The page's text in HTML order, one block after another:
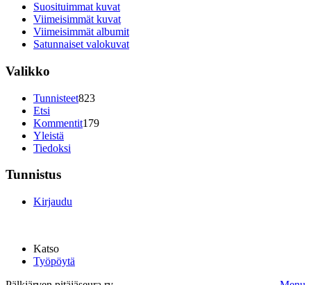
Suosituimmat kuvat
Viimeisimmät kuvat
Viimeisimmät albumit
Satunnaiset valokuvat
Valikko
Tunnisteet823
Etsi
Kommentit179
Yleistä
Tiedoksi
Tunnistus
Kirjaudu
Katso
Työpöytä